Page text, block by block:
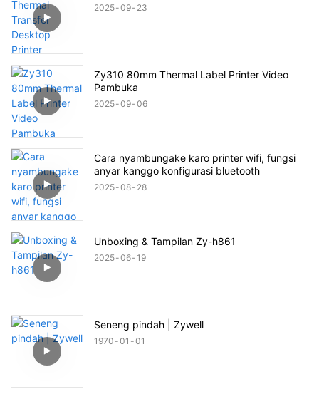
2025 09 23
Zy310 80mm Thermal Label Printer Video
Pambuka
2025 09 06
Cara nyambungake karo printer wifi, fungsi
anyar kanggo konfigurasi bluetooth
2025 08 28
Unboxing & Tampilan Zy-h861
2025 06 19
Seneng pindah | Zywell
1970 01 01